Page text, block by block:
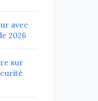
avec
2026
sur